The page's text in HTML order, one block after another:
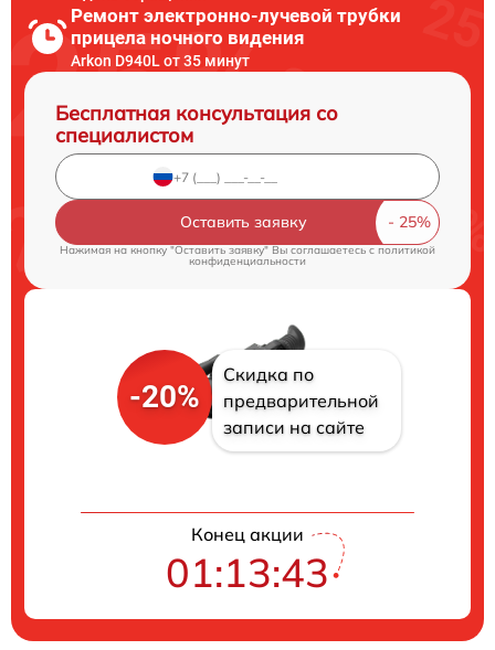
Ремонт электронно-лучевой трубки
прицела ночного видения
Arkon D940L от 35 минут
Бесплатная консультация со
специалистом
Оставить заявку
Нажимая на кнопку "Оставить заявку" Вы соглашаетесь c политикой
конфиденциальности
-20%
Скидка по
предварительной
записи на сайте
Конец акции
01:13:42